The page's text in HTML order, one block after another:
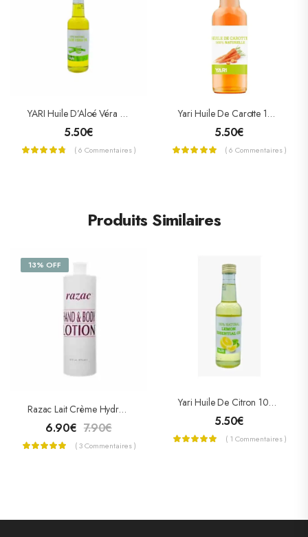
YARI Huile D’Aloé Véra 100% Naturelle 250 ML
5.50€
( 6 Commentaires )
Yari Huile De Carotte 100% Naturelle 250 ML
5.50€
( 6 Commentaires )
Produits Similaires
13% OFF
Razac Lait Crème Hydratant
6.90€ 7.90€
( 3 Commentaires )
Yari Huile De Citron 100% Naturelle 250 ML
5.50€
( 1 Commentaires )